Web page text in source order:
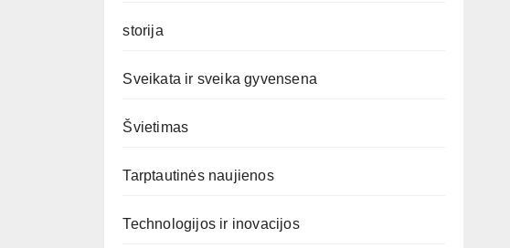
storija
Sveikata ir sveika gyvensena
Švietimas
Tarptautinės naujienos
Technologijos ir inovacijos